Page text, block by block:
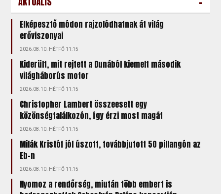
Elképesztő módon rajzolódhatnak át világ
erőviszonyai
2026.08.10. HÉTFŐ 11:15
Kiderült, mit rejtett a Dunából kiemelt második
világháborús motor
2026.08.10. HÉTFŐ 11:15
Christopher Lambert összeesett egy
közönségtalálkozón, így érzi most magát
2026.08.10. HÉTFŐ 11:15
Milák Kristóf jól úszott, továbbjutott 50 pillangón az
Eb-n
2026.08.10. HÉTFŐ 11:15
Nyomoz a rendőrség, miután több embert is